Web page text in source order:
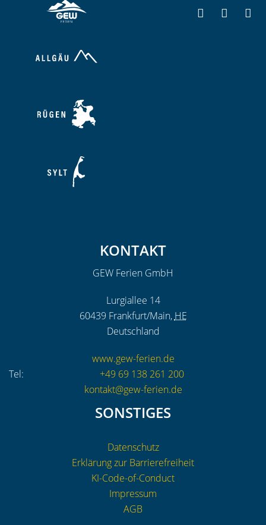
KONTAKT
GEW Ferien GmbH
Lurgiallee 14
60439 Frankfurt/Main, HE
Deutschland
www.gew-ferien.de
Tel:
+49 69 138 261 200
kontakt@gew-ferien.de
SONSTIGES
Datenschutz
Erklärung zur Barrierefreiheit
KI-Code-of-Conduct
Impressum
AGB